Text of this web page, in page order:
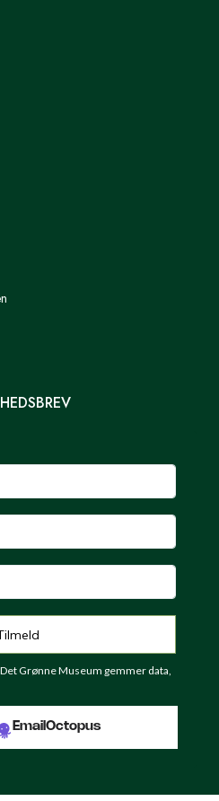
Grønne Museum gemmer data,
EmailOctopus